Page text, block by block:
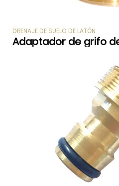
DRENAJE DE SUELO DE LATÓN
Adaptador de grifo